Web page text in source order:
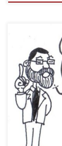
¿Cómo
Seguramente
tiene